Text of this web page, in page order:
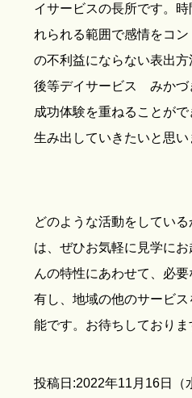
イサービスの長所です。
れられる範囲で感情をコ
の不利益にならない表出
後等デイサービス みかづ
成功体験を重ねることが
生み出していきたいと思い
どのような活動をしてい
は、ぜひお気軽に見学に
んの特性にあわせて、必
有し、地域の他のサービ
能です。お待ちしておりま
投稿日:2022年11月16日（